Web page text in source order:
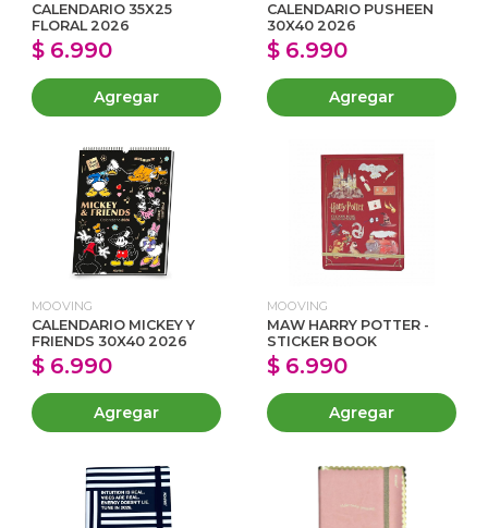
CALENDARIO 35X25
FLORAL 2026
$ 6.990
Agregar
CALENDARIO PUSHEEN
30X40 2026
$ 6.990
Agregar
MOOVING
CALENDARIO MICKEY Y
FRIENDS 30X40 2026
$ 6.990
Agregar
MOOVING
MAW HARRY POTTER -
STICKER BOOK
$ 6.990
Agregar